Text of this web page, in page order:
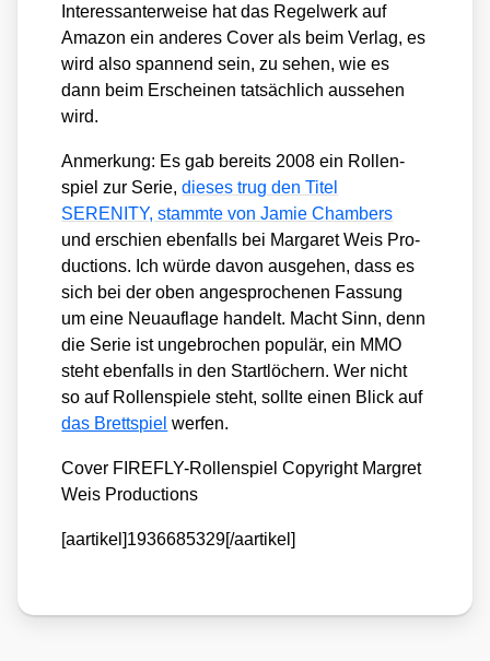
Inter­es­san­ter­wei­se hat das Regel­werk auf
Ama­zon ein ande­res Cover als beim Ver­lag, es
wird also span­nend sein, zu sehen, wie es
dann beim Erschei­nen tat­säch­lich aus­se­hen
wird.
Anmer­kung: Es gab bereits 2008 ein Rol­len­
spiel zur Serie,die­ses trug den Titel
SERENITY, stamm­te von Jamie Cham­bers
und erschien eben­falls bei Mar­ga­ret Weis Pro­
duc­tions. Ich wür­de davon aus­ge­hen, dass es
sich bei der oben ange­spro­che­nen Fas­sung
um eine Neu­auf­la­ge han­delt. Macht Sinn, denn
die Serie ist unge­bro­chen popu­lär, ein MMO
steht eben­falls in den Start­lö­chern. Wer nicht
so auf Rol­len­spie­le steht, soll­te einen Blick auf
das Brett­spiel wer­fen.
Cover FIRE­FLY-Rol­len­spiel Copy­right Mar­gret
Weis Pro­duc­tions
[aartikel]1936685329[/aartikel]